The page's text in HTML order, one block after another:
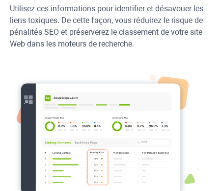
Utilisez ces informations pour identifier et désavouer les
liens toxiques. De cette façon, vous réduirez le risque de
pénalités SEO et préserverez le classement de votre site
Web dans les moteurs de recherche.